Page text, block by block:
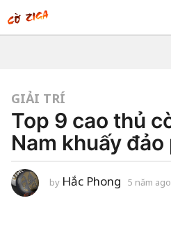
GIẢI TRÍ
Top 9 cao thủ
Nam khuấy
by Hắc Phong 5 năm ago